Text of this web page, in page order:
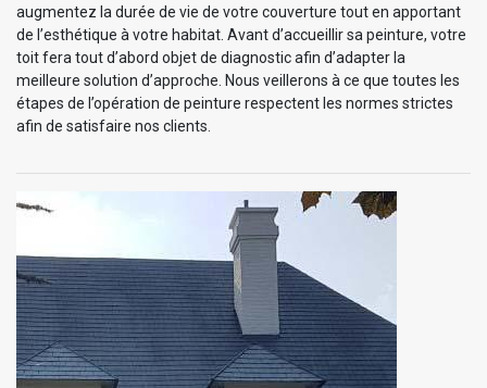
augmentez la durée de vie de votre couverture tout en apportant
de l’esthétique à votre habitat. Avant d’accueillir sa peinture, votre
toit fera tout d’abord objet de diagnostic afin d’adapter la
meilleure solution d’approche. Nous veillerons à ce que toutes les
étapes de l’opération de peinture respectent les normes strictes
afin de satisfaire nos clients.